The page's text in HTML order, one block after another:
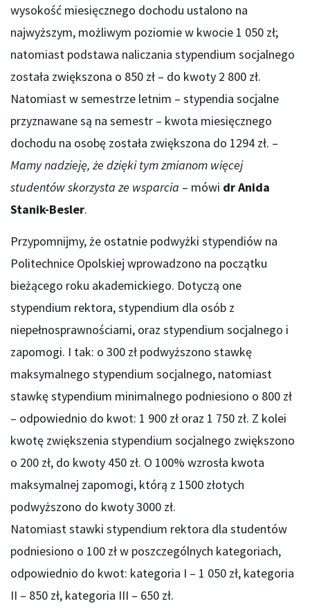
wysokość miesięcznego dochodu ustalono na
najwyższym, możliwym poziomie w kwocie 1 050 zł;
natomiast podstawa naliczania stypendium socjalnego
została zwiększona o 850 zł – do kwoty 2 800 zł.
Natomiast w semestrze letnim – stypendia socjalne
przyznawane są na semestr – kwota miesięcznego
dochodu na osobę została zwiększona do 1294 zł. –
Mamy nadzieję, że dzięki tym zmianom więcej
studentów skorzysta ze wsparcia – mówi dr Anida
Stanik-Besler.
Przypomnijmy, że ostatnie podwyżki stypendiów na
Politechnice Opolskiej wprowadzono na początku
bieżącego roku akademickiego. Dotyczą one
stypendium rektora, stypendium dla osób z
niepełnosprawnościami, oraz stypendium socjalnego i
zapomogi. I tak: o 300 zł podwyższono stawkę
maksymalnego stypendium socjalnego, natomiast
stawkę stypendium minimalnego podniesiono o 800 zł
– odpowiednio do kwot: 1 900 zł oraz 1 750 zł. Z kolei
kwotę zwiększenia stypendium socjalnego zwiększono
o 200 zł, do kwoty 450 zł. O 100% wzrosła kwota
maksymalnej zapomogi, którą z 1500 złotych
podwyższono do kwoty 3000 zł.
Natomiast stawki stypendium rektora dla studentów
podniesiono o 100 zł w poszczególnych kategoriach,
odpowiednio do kwot: kategoria I – 1 050 zł, kategoria
II – 850 zł, kategoria III – 650 zł.